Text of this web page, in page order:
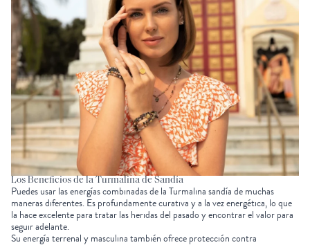
Los Beneficios de la Turmalina de Sandía
Puedes usar las energías combinadas de la Turmalina sandía de muchas
maneras diferentes. Es profundamente curativa y a la vez energética, lo que
la hace excelente para tratar las heridas del pasado y encontrar el valor para
seguir adelante.
Su energía terrenal y masculina también ofrece protección contra